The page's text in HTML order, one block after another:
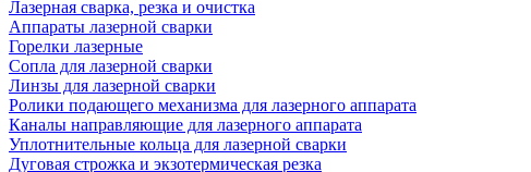
Лазерная сварка, резка и очистка
Аппараты лазерной сварки
Горелки лазерные
Сопла для лазерной сварки
Линзы для лазерной сварки
Ролики подающего механизма для лазерного аппарата
Каналы направляющие для лазерного аппарата
Уплотнительные кольца для лазерной сварки
Дуговая строжка и экзотермическая резка